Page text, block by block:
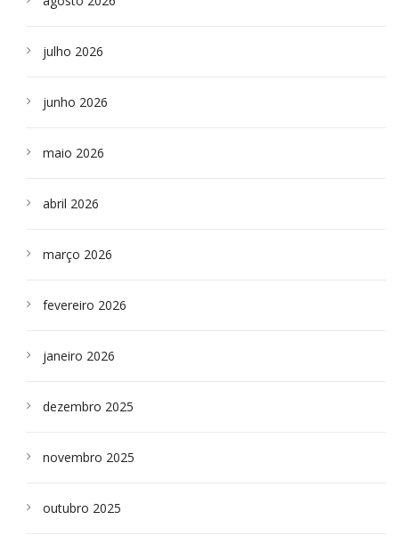
julho 2026
junho 2026
maio 2026
abril 2026
março 2026
fevereiro 2026
janeiro 2026
dezembro 2025
novembro 2025
outubro 2025